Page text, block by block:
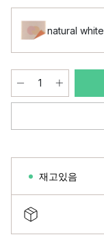
natural white
재고있음